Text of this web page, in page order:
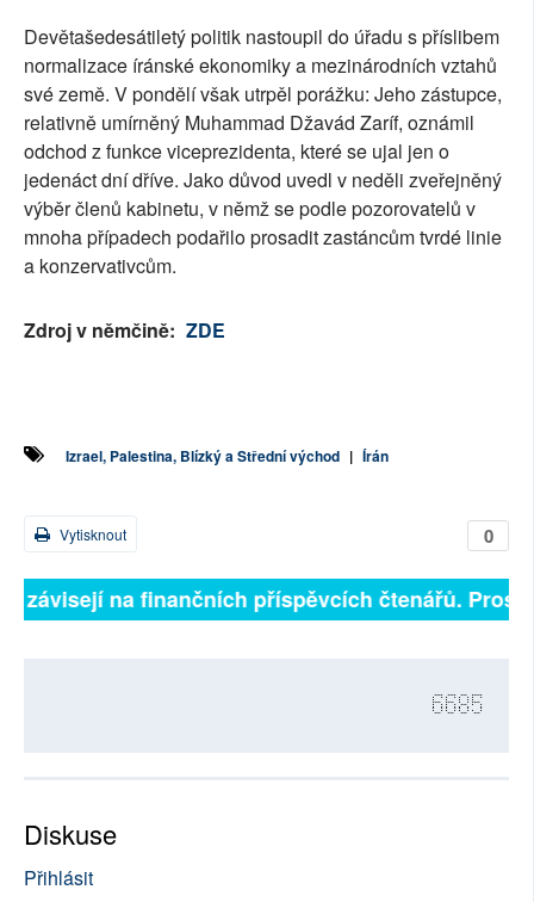
Devětašedesátiletý politik nastoupil do úřadu s příslibem
normalizace íránské ekonomiky a mezinárodních vztahů
své země. V pondělí však utrpěl porážku: Jeho zástupce,
relativně umírněný Muhammad Džavád Zaríf, oznámil
odchod z funkce viceprezidenta, které se ujal jen o
jedenáct dní dříve. Jako důvod uvedl v neděli zveřejněný
výběr členů kabinetu, v němž se podle pozorovatelů v
mnoha případech podařilo prosadit zastáncům tvrdé linie
a konzervativcům.
Zdroj v němčině: ZDE
Izrael, Palestina, Blízký a Střední východ | Írán
0
Vytisknout
závisejí na finančních příspěvcích čtenářů.
6685
Diskuse
Přihlásit